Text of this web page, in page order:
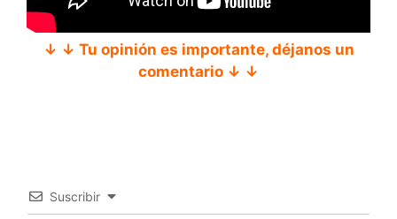
↓ ↓ Tu opinión es importante, déjanos un
comentario ↓ ↓
Suscribir